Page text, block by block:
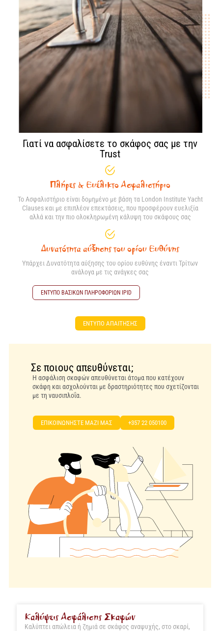
Γιατί να ασφαλίσετε το σκάφος σας με την
Trust
Πλήρες & Ευέλικτο Ασφαλιστήριο
Το Ασφαλιστήριο είναι δομημένο με βάση τα London Institute Yacht
Clauses και με επιπλέον επεκτάσεις, που προσφέρουν ευελιξία
αλλά και την πιο ολοκληρωμένη κάλυψη του σκάφους σας
Δυνατότητα αύξησης του ορίου Ευθύνης
Υπάρχει Δυνατότητα αύξησης του ορίου ευθύνης έναντι Τρίτων
ανάλογα με τις ανάγκες σας
ΕΝΤΥΠΟ ΒΑΣΙΚΩΝ ΠΛΗΡΟΦΟΡΙΩΝ ΙPID
ΕΝΤΥΠΟ ΑΠΑΙΤΗΣΗΣ
Σε ποιους απευθύνεται;
Η ασφάλιση σκαφών απευθύνεται άτομα που κατέχουν
σκάφη και ασχολούνται με δραστηριότητες που σχετίζονται
με τη ναυσιπλοΐα.
EΠΙΚΟΙΝΩΝΗΣΤΕ ΜΑΖΙ ΜΑΣ +357 22 050100
Καλύψεις Ασφάλισης Σκαφών
Καλύπτει απώλεια ή ζημιά σε σκάφος αναψυχής, στο σκαρί,